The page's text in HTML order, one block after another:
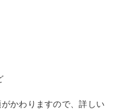
かわりますので、詳しい